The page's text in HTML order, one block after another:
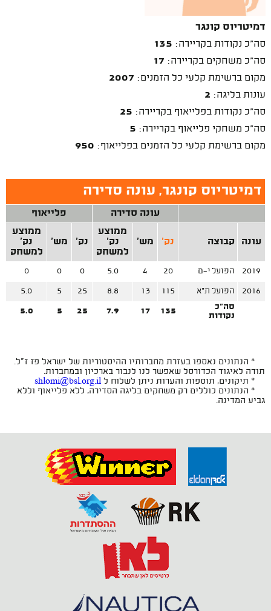
דמיטריוס קונגר
סה"כ נקודות בקריירה: 135
סה"כ משחקים בקריירה: 17
מקום ברשימת קלעי כל הזמנים: 2007
עונות בליגה: 2
סה"כ נקודות בפלייאוף בקריירה: 25
סה"כ משחקי פלייאוף בקריירה: 5
מקום ברשימת קלעי כל הזמנים בפלייאוף: 950
דמיטריוס קונגר, עונה סדירה
עונה סדירה פלייאוף
עונה קבוצה נק' מש'
ממוצע
נק'
למשחק
נק' מש'
ממוצע
נק'
למשחק
2019 הפועל י-ם 20
4
5.0
0
0
0
2016 הפועל ת"א 115
13
8.8
25
5
5.0
סה"כ
נקודות
135
17
7.9
25
5
5.0
* הנתונים נאספו בעזרת מחברותיו ההיסטוריות של ישראל פז ז"ל.
תודה לאיגוד הכדורסל שאפשר לנו לנבור בארכיון ובמחברות.
* תיקונים, תוספות והערות ניתן לשלוח ל shlomi@bsl.org.il
* הנתונים כוללים רק משחקים בליגה הסדירה, ללא פלייאוף וללא
גביע המדינה.